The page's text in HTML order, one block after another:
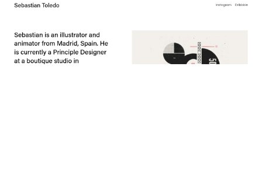
Sebastian Toledo
$0.00 $192+
3 Kategorien